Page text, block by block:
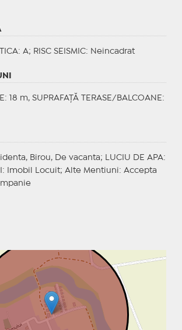
: A; RISC SEISMIC: Neincadrat
18 m, SUPRAFAȚĂ TERASE/BALCOANE:
Birou, De vacanta; LUCIU DE APA:
: Imobil Locuit; Alte Mentiuni: Accepta